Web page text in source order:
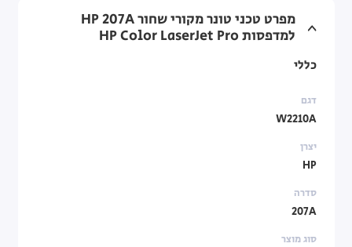
מפרט טכני טונר מקורי שחור HP 207A
למדפסות HP Color LaserJet Pro
כללי
דגם
W2210A
יצרן
HP
סדרה
207A
סוג מוצר